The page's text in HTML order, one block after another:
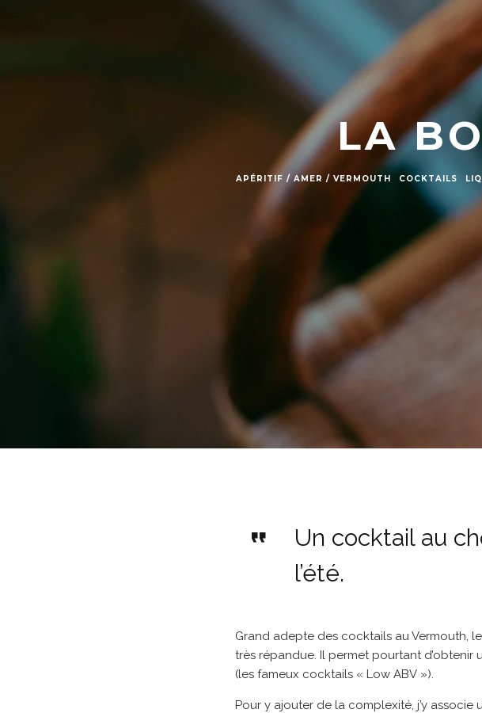
LA
APÉRITIF / AMER / VERMOUTH COCKTAILS
Un cocktail au
l’été.
Grand adepte des cocktails au Vermouth,
très répandue. Il permet pourtant
(les fameux cocktails « Low ABV »).
Pour y ajouter de la complexité, j’y